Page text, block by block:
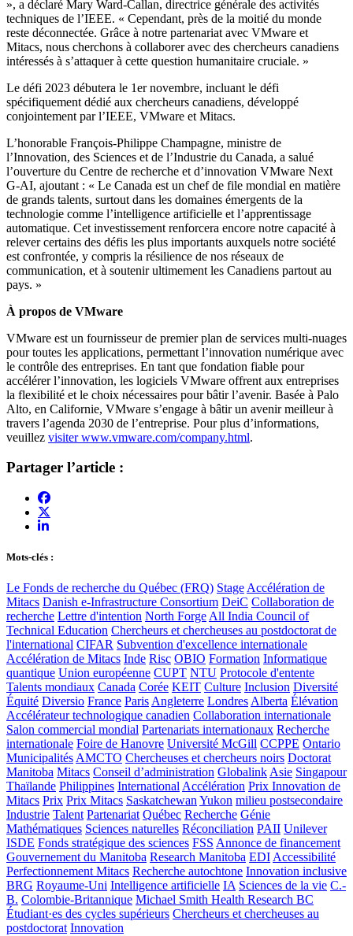
», a déclaré Mary Ward-Callan, directrice générale des activités
techniques de l’IEEE. « Cependant, près de la moitié du monde
reste déconnectée. Grâce à notre partenariat avec VMware et
Mitacs, nous cherchons à collaborer avec des chercheurs canadiens
intéressés à s’attaquer à cette question humanitaire cruciale. »
Le défi 2023 débutera le 1er novembre, incluant le défi
spécifiquement dédié aux chercheurs canadiens, développé
conjointement par l’IEEE, VMware et Mitacs.
L’honorable François-Philippe Champagne, ministre de
l’Innovation, des Sciences et de l’Industrie du Canada, a salué
l’ouverture du Centre de recherche et d’innovation VMware Next
G-AI, ajoutant : « Le Canada est un chef de file mondial en matière
de grands talents, surtout dans les domaines émergents de la
technologie comme l’intelligence artificielle et l’apprentissage
automatique. Cet investissement renforcera encore notre capacité à
relever certains des défis les plus importants auxquels notre société
est confrontée, y compris la résilience de nos réseaux de
communication, et à soutenir ultimement les Canadiens partout au
pays. »
À propos de VMware
VMware est un fournisseur de premier plan de services multi-nuages
pour toutes les applications, permettant l’innovation numérique avec
le contrôle des entreprises. En tant que fondation fiable pour
accélérer l’innovation, les logiciels VMware offrent aux entreprises
la flexibilité et le choix nécessaires pour bâtir l’avenir. Basée à Palo
Alto, en Californie, VMware s’engage à bâtir un avenir meilleur à
travers l’agenda 2030 de l’entreprise. Pour plus d’informations,
veuillez visiter www.vmware.com/company.html.
Partager l’article :
Mots-clés :
Le Fonds de recherche du Québec (FRQ) StageAccélération de
Mitacs Danish e-Infrastructure Consortium DeiC Collaboration de
recherche Lettre d'intention North ForgeAll India Council of
Technical Education Chercheurs et chercheuses au postdoctorat de
l'international CIFAR Subvention d'excellence internationale
Accélération de Mitacs Inde Risc OBIO Formation Informatique
quantique Union européenne CUPT NTU Protocole d'entente
Talents mondiaux Canada Corée KEIT Culture Inclusion Diversité
Équité Diversio France ParisAngleterre LondresAlberta Élévation
Accélérateur technologique canadien Collaboration internationale
Salon commercial mondial Partenariats internationaux Recherche
internationale Foire de Hanovre Université McGill CCPPE Ontario
MunicipalitésAMCTO Chercheuses et chercheurs noirs Doctorat
Manitoba Mitacs Conseil d’administration GlobalinkAsie Singapour
Thaïlande Philippines InternationalAccélération Prix Innovation de
Mitacs Prix Prix Mitacs SaskatchewanYukon milieu postsecondaire
Industrie Talent Partenariat Québec Recherche Génie
Mathématiques Sciences naturelles Réconciliation PAII Unilever
ISDE Fonds stratégique des sciences FSS Annonce de financement
Gouvernement du Manitoba Research Manitoba EDIAccessibilité
Perfectionnement Mitacs Recherche autochtone Innovation inclusive
BRG Royaume-Uni Intelligence artificielle IA Sciences de la vie C.-
B. Colombie-Britannique Michael Smith Health Research BC
Étudiant·es des cycles supérieurs Chercheurs et chercheuses au
postdoctorat Innovation